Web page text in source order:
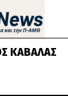
ΚΑΒΆΛΑΣ